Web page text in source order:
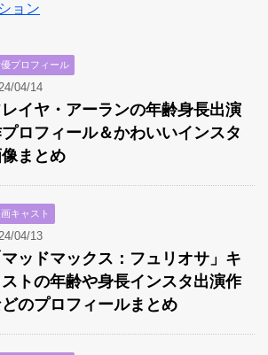
ョン
プロフィール
04/14
レイヤ・アーランの年齢身長出演
ロフィール＆かわいいインスタ
まとめ
キャスト
04/13
マッドマックス：フュリオサ」キ
ストの年齢や身長インスタ出演作
のプロフィールまとめ